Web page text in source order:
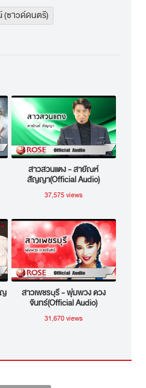
ซาวด์ดนตรี)
สาวสวนแตง - สายัณห์
สัญญา(Official Audio)
37,575 views
ญ
สาวเพชรบุรี - พุ่มพวง ดวง
จันทร์(Official Audio)
31,670 views